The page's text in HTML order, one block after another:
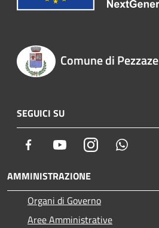
Comune di Pezzaze
SEGUICI SU
Facebook YoutubeInstagram
AMMINISTRAZIONE
Organi di Governo
Aree Amministrative